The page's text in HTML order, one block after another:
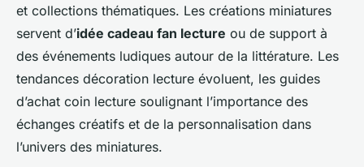
et collections thématiques. Les créations miniatures
servent d’idée cadeau fan lecture ou de support à
des événements ludiques autour de la littérature. Les
tendances décoration lecture évoluent, les guides
d’achat coin lecture soulignant l’importance des
échanges créatifs et de la personnalisation dans
l’univers des miniatures.